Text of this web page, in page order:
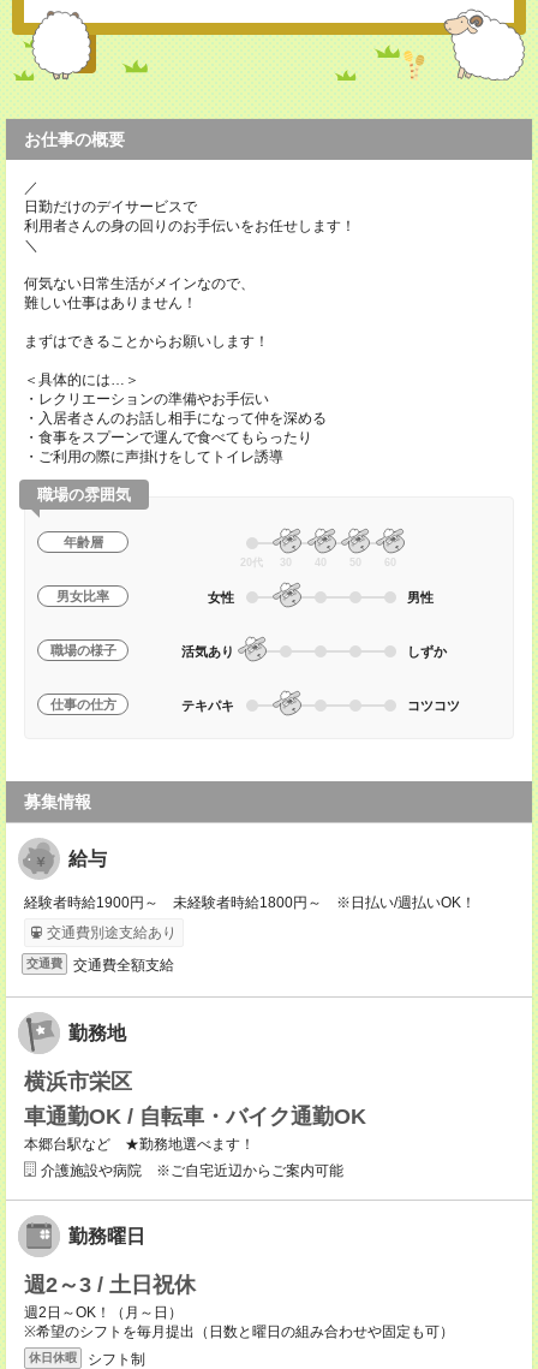
お仕事の概要
／
日勤だけのデイサービスで
利用者さんの身の回りのお手伝いをお任せします！
＼
何気ない日常生活がメインなので、
難しい仕事はありません！
まずはできることからお願いします！
＜具体的には…＞
・レクリエーションの準備やお手伝い
・入居者さんのお話し相手になって仲を深める
・食事をスプーンで運んで食べてもらったり
・ご利用の際に声掛けをしてトイレ誘導
職場の雰囲気
年齢層
20代 30 40 50 60
男女比率 女性 男性
職場の様子 活気あり しずか
仕事の仕方 テキパキ コツコツ
募集情報
給与
経験者時給1900円～ 未経験者時給1800円～ ※日払い/週払いOK！
交通費別途支給あり
交通費 交通費全額支給
勤務地
横浜市栄区
車通勤OK / 自転車・バイク通勤OK
本郷台駅など ★勤務地選べます！
介護施設や病院 ※ご自宅近辺からご案内可能
勤務曜日
週2～3 / 土日祝休
週2日～OK！（月～日）
※希望のシフトを毎月提出（日数と曜日の組み合わせや固定も可）
休日休暇
シフト制